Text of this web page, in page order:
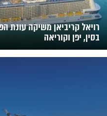
בסין, יפן וקוריאה